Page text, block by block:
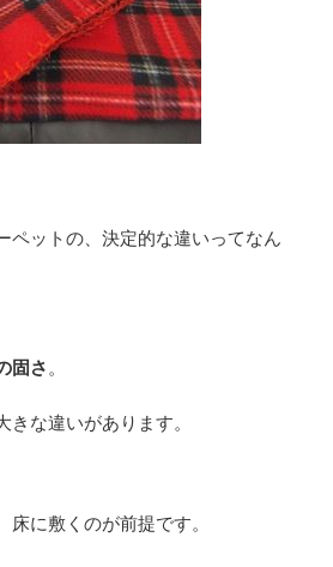
ペットの、決定的な違いってなん
固さ 。
きな違いがあります。
床に敷くのが前提です。